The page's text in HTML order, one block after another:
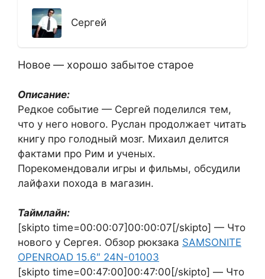
Сергей
Новое — хорошо забытое старое
Описание:
Редкое событие — Сергей поделился тем,
что у него нового. Руслан продолжает читать
книгу про голодный мозг. Михаил делится
фактами про Рим и ученых.
Порекомендовали игры и фильмы, обсудили
лайфахи похода в магазин.
Таймлайн:
[skipto time=00:00:07]00:00:07[/skipto] — Что
нового у Сергея. Обзор рюкзака SAMSONITE
OPENROAD 15.6″ 24N-01003
[skipto time=00:47:00]00:47:00[/skipto] — Что